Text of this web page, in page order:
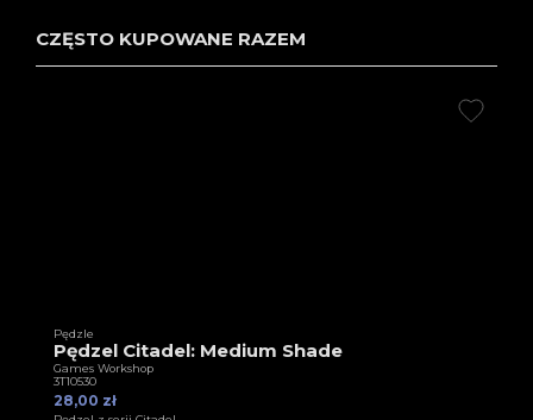
CZĘSTO KUPOWANE RAZEM
Pędzle
Pędzel Citadel: Medium Shade
Games Workshop
3T10530
28,00 zł